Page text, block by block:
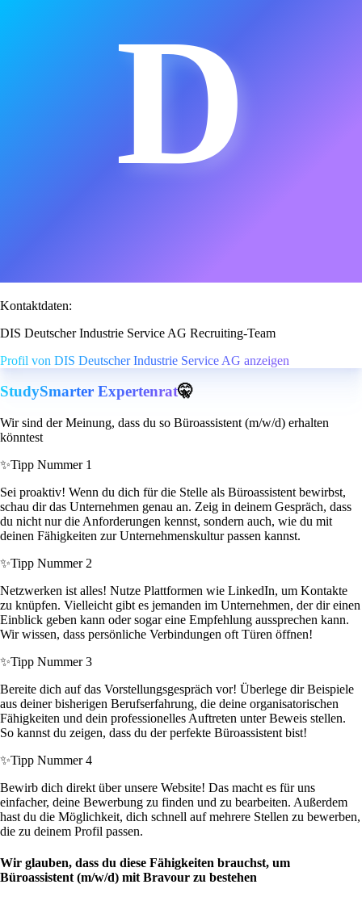
D
Kontaktdaten:
DIS Deutscher Industrie Service AG Recruiting-Team
Profil von DIS Deutscher Industrie Service AG anzeigen
StudySmarter Expertenrat🤫
Wir sind der Meinung, dass du so Büroassistent (m/w/d) erhalten
könntest
✨Tipp Nummer 1
Sei proaktiv! Wenn du dich für die Stelle als Büroassistent bewirbst,
schau dir das Unternehmen genau an. Zeig in deinem Gespräch, dass
du nicht nur die Anforderungen kennst, sondern auch, wie du mit
deinen Fähigkeiten zur Unternehmenskultur passen kannst.
✨Tipp Nummer 2
Netzwerken ist alles! Nutze Plattformen wie LinkedIn, um Kontakte
zu knüpfen. Vielleicht gibt es jemanden im Unternehmen, der dir einen
Einblick geben kann oder sogar eine Empfehlung aussprechen kann.
Wir wissen, dass persönliche Verbindungen oft Türen öffnen!
✨Tipp Nummer 3
Bereite dich auf das Vorstellungsgespräch vor! Überlege dir Beispiele
aus deiner bisherigen Berufserfahrung, die deine organisatorischen
Fähigkeiten und dein professionelles Auftreten unter Beweis stellen.
So kannst du zeigen, dass du der perfekte Büroassistent bist!
✨Tipp Nummer 4
Bewirb dich direkt über unsere Website! Das macht es für uns
einfacher, deine Bewerbung zu finden und zu bearbeiten. Außerdem
hast du die Möglichkeit, dich schnell auf mehrere Stellen zu bewerben,
die zu deinem Profil passen.
Wir glauben, dass du diese Fähigkeiten brauchst, um
Büroassistent (m/w/d) mit Bravour zu bestehen